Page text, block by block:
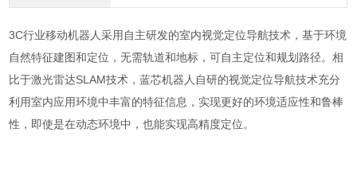
3C行业移动机器人采用自主研发的室内视觉定位导航技术，基于环境
自然特征建图和定位，无需轨道和地标，可自主定位和规划路径。相
比于激光雷达SLAM技术，蓝芯机器人自研的视觉定位导航技术充分
利用室内应用环境中丰富的特征信息，实现更好的环境适应性和鲁棒
性，即使是在动态环境中，也能实现高精度定位。